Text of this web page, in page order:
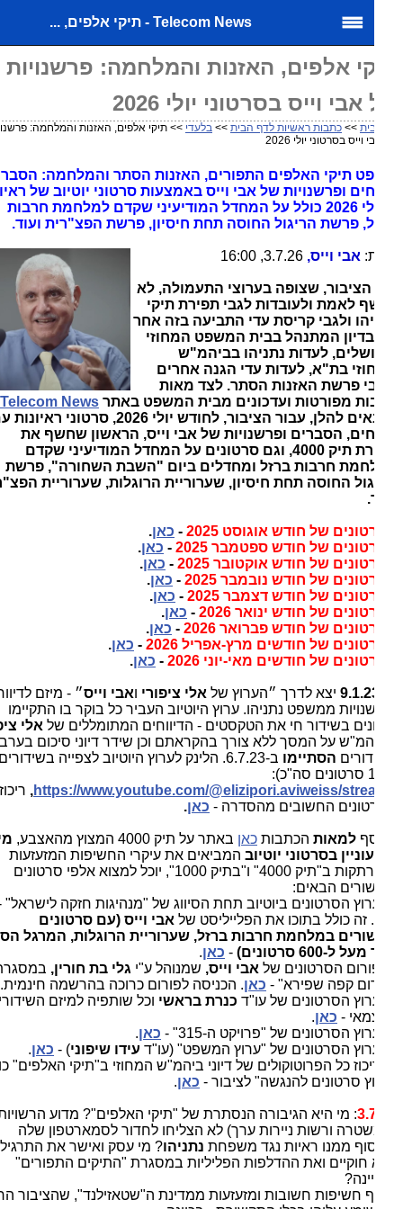
Telecom News - תיקי אלפים, ...
אלפים, האזנות והמלחמה: פרשנויות
וייס בסרטוני יולי 2026
>>כתבות ראשיות לדף הבית>>בלעדי >> תיקי אלפים, האזנות והמלחמה: פרשנויות
בסרטוני יולי 2026
תיקי האלפים התפורים, האזנות הסתר והמלחמה: הסברים,
ופרשנויות של אבי וייס באמצעות סרטוני יוטיוב של ראיונות
ב-יולי 2026 כולל על המחדל המודיעיני שקדם למלחמת חרבות
פרשת הריגול החוסה תחת חיסיון, פרשת הפצ"רית ועוד.
אבי וייס, 3.7.26, 16:00
הציבור, שצופה בערוצי התעמולה, לא
לאמת ולעובדות לגבי תפירת תיקי
ולגבי קריסת עדי התביעה בזה אחר
המתנהל בבית המשפט המחוזי
לעדות נתניהו בביהמ"ש
בת"א, לעדות עדי הגנה אחרים
פרשת האזנות הסתר. לצד מאות
מפורטות ועדכונים מבית המשפט באתרTelecom News
,
מובאים להלן, עבור הציבור, לחודש יולי 2026, סרטוני ראיונות עם
הסברים ופרשנויות של אבי וייס, הראשון שחשף את
תפירת תיק 4000, וגם סרטונים על המחדל המודיעיני שקדם
חרבות ברזל ומחדלים ביום "השבת השחורה", פרשת
החוסה תחת חיסיון, שערוריית הרוגלות, שערוריית הפצ"רית
של חודש אוגוסט 2025 -כאן.
של חודש ספטמבר 2025
-כאן.
של חודש אוקטובר 2025
-כאן.
של חודש נובמבר 2025
-כאן.
של חודש דצמבר 2025
-כאן.
של חודש ינואר 2026
-כאן.
של חודש פברואר 2026
-כאן.
של חודשים מרץ-אפריל 2026
-כאן.
של חודשים מאי-יוני 2026
-כאן.
יצא לדרך ״הערוץ שלאלי ציפוריואבי וייס״ - מיזם לדיווחים
ממשפט נתניהו. ערוץ היוטיוב העביר כל בוקר בו התקיימו
בשידור חי את הטקסטים - הדיווחים המתומללים שלאלי ציפורי
על המסך ללא צורך בהקראתם וכן שידר דיוני סיכום בערבים.
הסתיימו ב-6.7.23. הלינק לערוץ היוטיוב לצפייה בשידורים
https://www.youtube.com/@elizipori.aviweiss/
,ריכוז של
החשובים מהסדרה - כאן.
למאותהכתבותכאןבאתר על תיק 4000 המצוץ מהאצבע,
מי
בסרטוני יוטיובהמביאים את עיקרי החשיפות המזעזעות
ב"תיק 4000" ו"בתיק 1000"
, יוכל למצוא אלפי סרטונים
הבאים:
הסרטונים ביוטיוב תחת הסיווג של "מנהיגות חזקה לישראל" -
. זה כולל בתוכו את הפלייליסט שלאבי וייס (עם סרטונים
במלחמת חרבות ברזל, שערוריית הרוגלות, המרגל הסודי
מעל ל-600 סרטונים )
-כאן.
הסרטונים שלאבי וייס, שמנוהל ע"יגלי בת חורין,במסגרת
קפה שפירא" -כאן. הכניסה לפורום כרוכה בהרשמה חינמית.
הסרטונים של עו"ד כנרת בראשיוכל שותפיה למיזם השידורים
-כאן.
הסרטונים של "פרויקט ה-315" -
כאן.
הסרטונים של "ערוץ המשפט" (עו"דעידו שיפוני) -כאן.
כל הפרוטוקולים של דיוני ביהמ"ש המחוזי ב"תיקי האלפים" כולל
סרטונים להנגשה" לציבור -כאן.
מי היא הגיבורה הנסתרת של "תיקי האלפים"? מדוע הרשויות
ורשות ניירות ערך) לא הצליחו לחדור לסמארטפון שלה
ממנו ראיות נגד משפחתנתניהו? מי עסק ואישר את התרגילים
חוקיים ואת ההדלפות הפליליות במסגרת "התיקים התפורים"
חשיפות חשובות ומזעזעות ממדינת ה"שטאזילנד", שהציבור הרחב